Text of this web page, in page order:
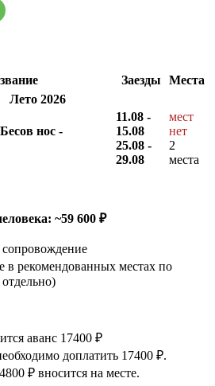
Заезды
Места
Лето 2026
нос -
11.08 -
15.08
25.08 -
29.08
мест
нет
2
места
~59 600 ₽
рекомендованных местах по
аванс 17400 ₽
доплатить 17400 ₽.
₽ вносится на месте.